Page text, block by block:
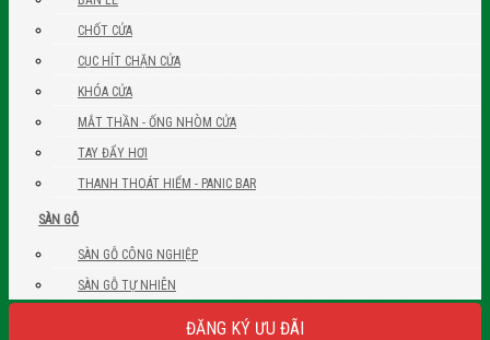
CHỐT CỬA
CỤC HÍT CHẶN CỬA
KHÓA CỬA
MẮT THẦN - ỐNG NHÒM CỬA
TAY ĐẨY HƠI
THANH THOÁT HIỂM - PANIC BAR
SÀN GỖ
SÀN GỖ CÔNG NGHIỆP
SÀN GỖ TỰ NHIÊN
ĐĂNG KÝ ƯU ĐÃI